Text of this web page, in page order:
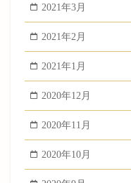
2021年3月
2021年2月
2021年1月
2020年12月
2020年11月
2020年10月